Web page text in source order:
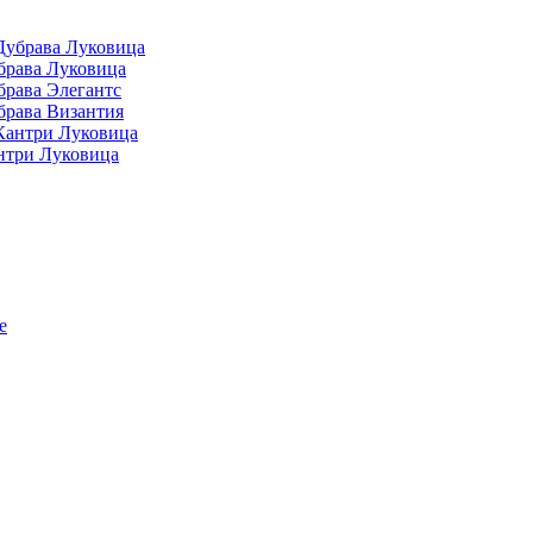
Луковица
Луковица
Элегантс
Византия
Луковица
Луковица